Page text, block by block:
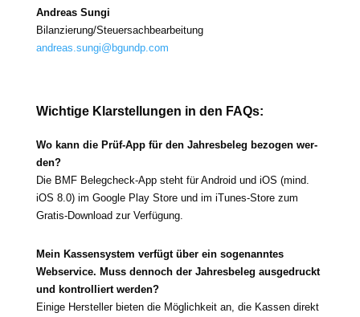
Andreas Sungi
Bilanzierung/Steuersachbearbeitung
andreas.sungi@bgundp.com
Wichtige Klarstellungen in den FAQs:
Wo kann die Prüf-App für den Jahresbeleg bezo­gen wer­
den?
Die BMF Belegcheck-App steht für Android und iOS (mind.
iOS 8.0) im Google Play Store und im iTunes-Store zum
Gratis-Download zur Verfügung.
Mein Kassensystem ver­fügt über ein soge­nann­tes
Webservice. Muss den­noch der Jahresbeleg aus­ge­druckt
und kon­trol­liert wer­den?
Einige Hersteller bie­ten die Möglichkeit an, die Kassen direkt